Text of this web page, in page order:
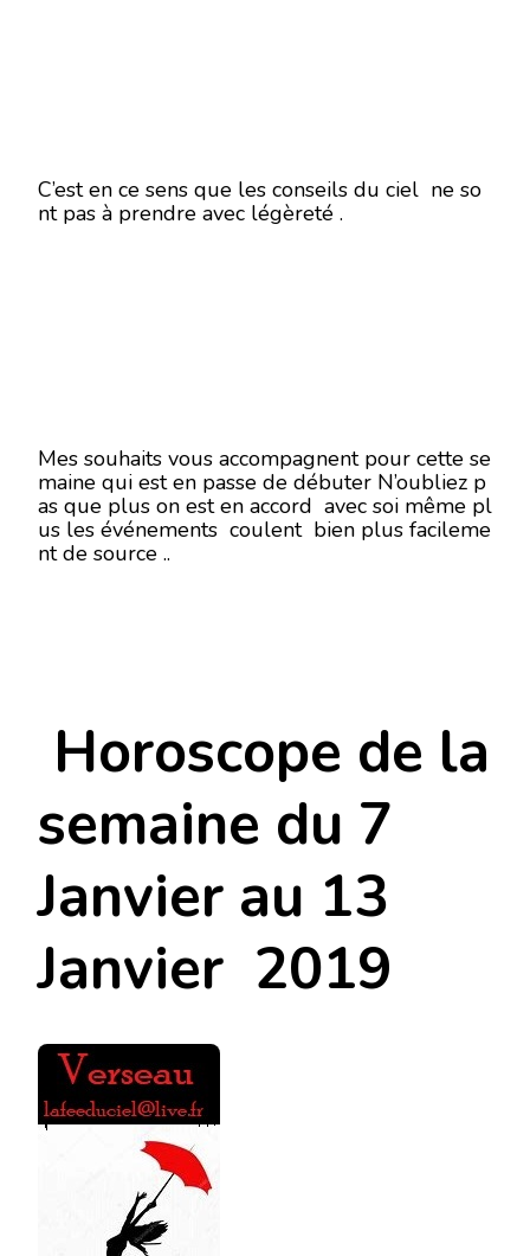
C’est en ce sens que les conseils du ciel ne so
nt pas à prendre avec légèreté .
Mes souhaits vous accompagnent pour cette se
maine qui est en passe de débuter N’oubliez p
as que plus on est en accord avec soi même pl
us les événements coulent bien plus facileme
nt de source ..
Horoscope de la
semaine du 7
Janvier au 13
Janvier 2019